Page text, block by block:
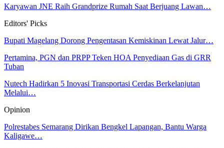
Karyawan JNE Raih Grandprize Rumah Saat Berjuang Lawan…
Editors' Picks
Bupati Magelang Dorong Pengentasan Kemiskinan Lewat Jalur…
Pertamina, PGN dan PRPP Teken HOA Penyediaan Gas di GRR
Tuban
Nutech Hadirkan 5 Inovasi Transportasi Cerdas Berkelanjutan
Melalui…
Opinion
Polrestabes Semarang Dirikan Bengkel Lapangan, Bantu Warga
Kaligawe…